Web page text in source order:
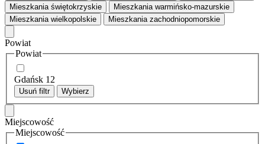
Mieszkania świętokrzyskie
Mieszkania warmińsko-mazurskie
Mieszkania wielkopolskie
Mieszkania zachodniopomorskie
Powiat
Powiat
Gdańsk 12
Usuń filtr Wybierz
Miejscowość
Miejscowość